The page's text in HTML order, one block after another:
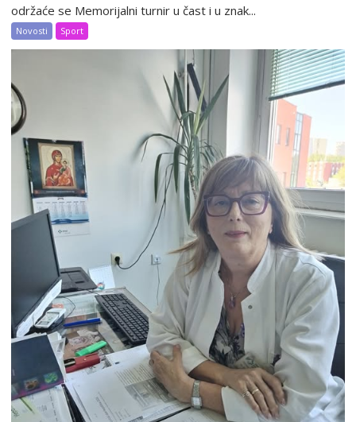
održaće se Memorijalni turnir u čast i u znak...
Novosti Sport